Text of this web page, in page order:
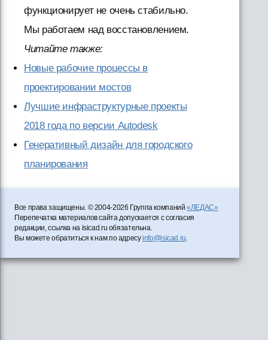
функционирует не очень стабильно.
Мы работаем над восстановлением.
Читайте также:
Новые рабочие процессы в
проектировании мостов
Лучшие инфраструктурные проекты
2018 года по версии Autodesk
Генеративный дизайн для городского
планирования
Все права защищены. © 2004-2026 Группа компаний«ЛЕДАС»
Перепечатка материалов сайта допускается с согласия
редакции, ссылка на isicad.ru обязательна.
Вы можете обратиться к нам по адресуinfo@isicad.ru.